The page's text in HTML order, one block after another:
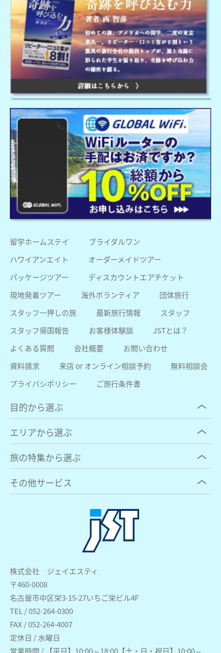
株式会社 ジェイエスティ
〒460-0008
名古屋市中区栄3-15-27いちご栄ビル4F
TEL / 052-264-0300
FAX / 052-264-4007
定休日 / 水曜日
営業時間 / 【平日】10:00～18:00【土・日・祝日】10:00～
留学ホームステイ
ブライダルワン
ハワイアンエイト
オーダーメイドツアー
パッケージツアー
ディスカウントエアチケット
現地発着ツアー
海外ボランティア
団体旅行
スタッフ一押しの旅
最新旅行情報
スタッフ
スタッフ帰国報告
お客様体験談
JSTとは？
よくある質問
会社概要
お問い合わせ
資料請求
来店 or オンライン相談予約
無料相談会
プライバシポリシー
ご旅行条件書
目的から選ぶ
エリアから選ぶ
旅の特集から選ぶ
その他サービス